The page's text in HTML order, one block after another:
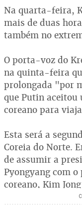
Na quarta-feira,
mais de duas
também no
O porta-voz do
na quinta-feira
prolongada "por
que Putin
coreano para
Esta será a
Coreia do Norte.
de assumir a
Pyongyang com
coreano, Kim